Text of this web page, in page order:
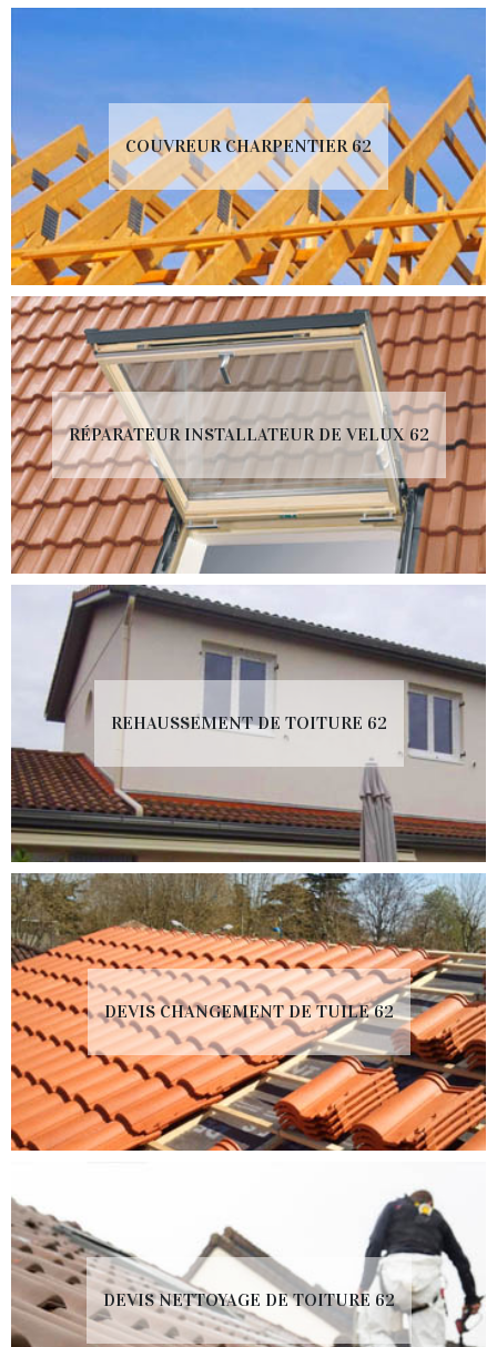
COUVREUR CHARPENTIER 62
RÉPARATEUR INSTALLATEUR DE VELUX 62
REHAUSSEMENT DE TOITURE 62
DEVIS CHANGEMENT DE TUILE 62
DEVIS NETTOYAGE DE TOITURE 62